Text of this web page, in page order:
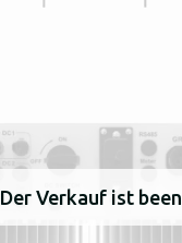
Der Verkauf ist